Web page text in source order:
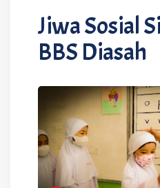
Jiwa Sosial
BBS Diasah